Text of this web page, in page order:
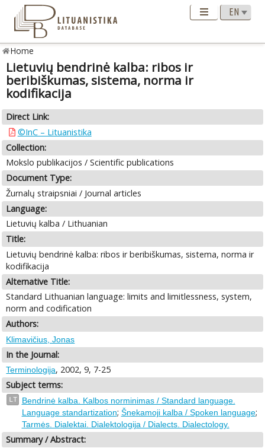
Home
Lietuvių bendrinė kalba: ribos ir
beribiškumas, sistema, norma ir
kodifikacija
Direct Link:
©InC – Lituanistika
Collection:
Mokslo publikacijos / Scientific publications
Document Type:
Žurnalų straipsniai / Journal articles
Language:
Lietuvių kalba / Lithuanian
Title:
Lietuvių bendrinė kalba: ribos ir beribiškumas, sistema, norma ir
kodifikacija
Alternative Title:
Standard Lithuanian language: limits and limitlessness, system,
norm and codification
Authors:
Klimavičius, Jonas
In the Journal:
Terminologija, 2002, 9, 7-25
Subject terms:
LT
Bendrinė kalba. Kalbos norminimas / Standard language.
Language standartization; Šnekamoji kalba / Spoken language;
Tarmės. Dialektai. Dialektologija / Dialects. Dialectology.
Summary / Abstract: